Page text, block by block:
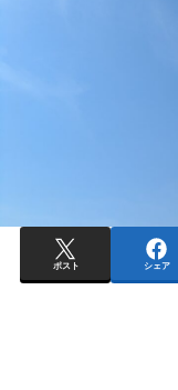
ポスト シェア